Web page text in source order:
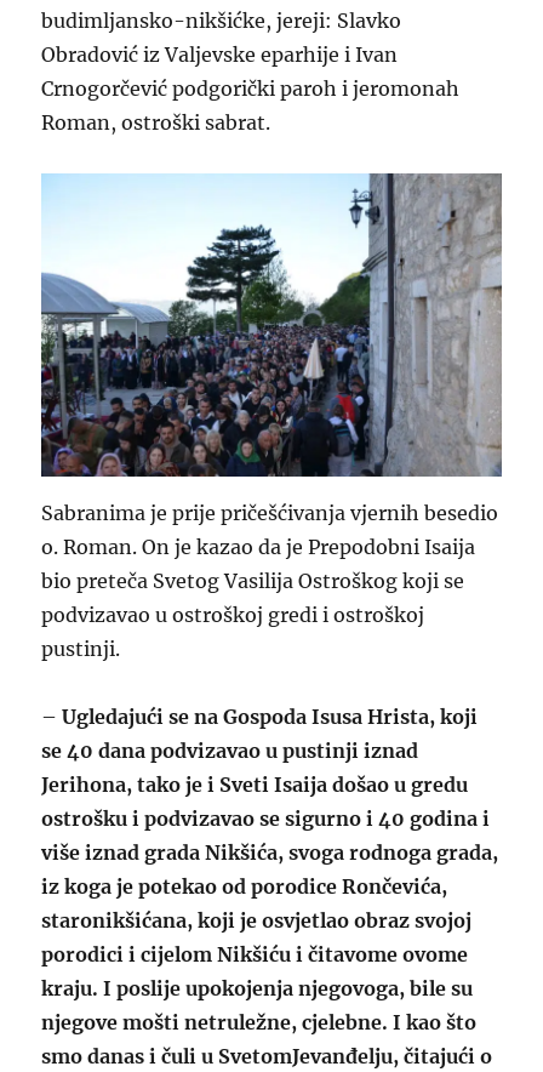
budimljansko-nikšićke, jereji: Slavko
Obradović iz Valjevske eparhije i Ivan
Crnogorčević podgorički paroh i jeromonah
Roman, ostroški sabrat.
Sabranima je prije pričešćivanja vjernih besedio
o. Roman. On je kazao da je Prepodobni Isaija
bio preteča Svetog Vasilija Ostroškog koji se
podvizavao u ostroškoj gredi i ostroškoj
pustinji.
–Ugledajući se na Gospoda Isusa Hrista, koji
se 40 dana podvizavao u pustinji iznad
Jerihona, tako je i Sveti Isaija došao u gredu
ostrošku i podvizavao se sigurno i 40 godina i
više iznad grada Nikšića, svoga rodnoga grada,
iz koga je potekao od porodice Rončevića,
staronikšićana, koji je osvjetlao obraz svojoj
porodici i cijelom Nikšiću i čitavome ovome
kraju. I poslije upokojenja njegovoga, bile su
njegove mošti netruležne, cjelebne. I kao što
smo danas i čuli u SvetomJevanđelju, čitajući o